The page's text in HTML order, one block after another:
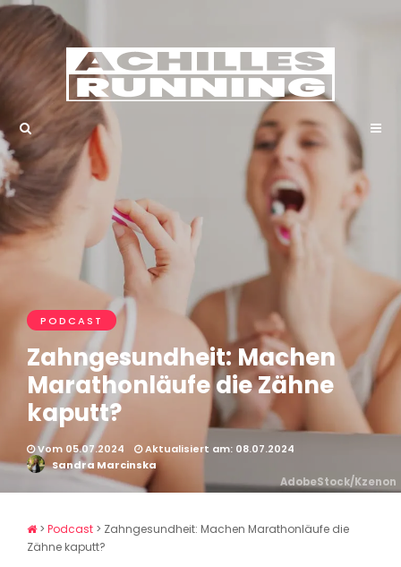
PODCAST
Zahngesundheit: Machen
Marathonläufe die Zähne
kaputt?
Vom 05.07.2024
Aktualisiert am: 08.07.2024
Sandra Marcinska
AdobeStock/Kzenon
> Podcast > Zahngesundheit: Machen Marathonläufe die
Zähne kaputt?